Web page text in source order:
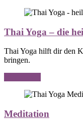
Thai Yoga – die
Thai Yoga hilft dir den
bringen.
Meditation